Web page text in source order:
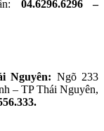
04.6296.6296 –
Nguyên: Ngõ 233
– TP Thái Nguyên,